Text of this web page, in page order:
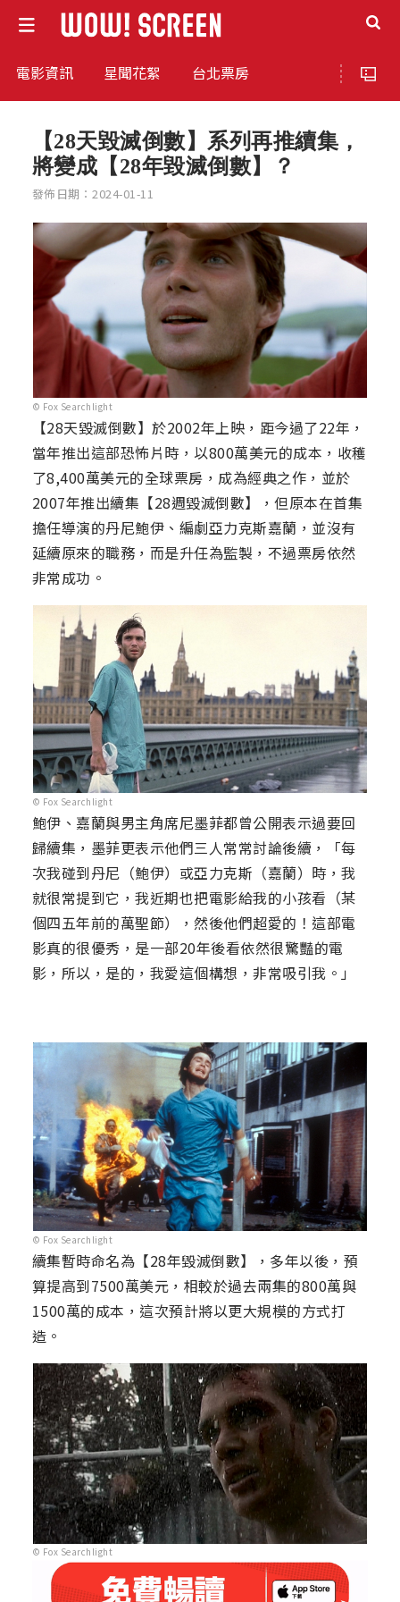
電影資訊 星聞花絮 台北票房
【28天毀滅倒數】系列再推續集，
將變成【28年毀滅倒數】？
發佈日期：2024-01-11
© Fox Searchlight
【28天毀滅倒數】於2002年上映，距今過了22年，
當年推出這部恐怖片時，以800萬美元的成本，收穫
了8,400萬美元的全球票房，成為經典之作，並於
2007年推出續集【28週毀滅倒數】，但原本在首集
擔任導演的丹尼鮑伊、編劇亞力克斯嘉蘭，並沒有
延續原來的職務，而是升任為監製，不過票房依然
非常成功。
© Fox Searchlight
鮑伊、嘉蘭與男主角席尼墨菲都曾公開表示過要回
歸續集，墨菲更表示他們三人常常討論後續，「每
次我碰到丹尼（鮑伊）或亞力克斯（嘉蘭）時，我
就很常提到它，我近期也把電影給我的小孩看（某
個四五年前的萬聖節），然後他們超愛的！這部電
影真的很優秀，是一部20年後看依然很驚豔的電
影，所以，是的，我愛這個構想，非常吸引我。」
© Fox Searchlight
續集暫時命名為【28年毀滅倒數】，多年以後，預
算提高到7500萬美元，相較於過去兩集的800萬與
1500萬的成本，這次預計將以更大規模的方式打
造。
© Fox Searchlight